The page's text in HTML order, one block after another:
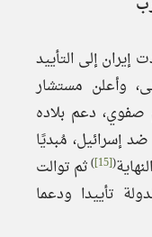
إيران إلى التأييد
وأعلن مستشار
صفوي، دعم بلاده
إسرائيل، مُبديًا
(
[15]
)ثم توالت
تأييدا ودعما